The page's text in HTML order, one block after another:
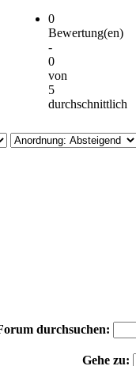
0
Bewertung(en)
-
0
von
5
durchschnittlich
durchsuchen:
Gehe zu: